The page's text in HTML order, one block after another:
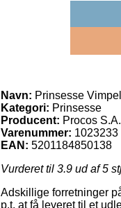
Navn: Prinsesse Vimpel
Kategori: Prinsesse
Producent: Procos S.A.
Varenummer: 1023233
EAN: 5201184850138
Vurderet til 3.9 ud af 5
Adskillige forretninger
p.t. at få leveret til et